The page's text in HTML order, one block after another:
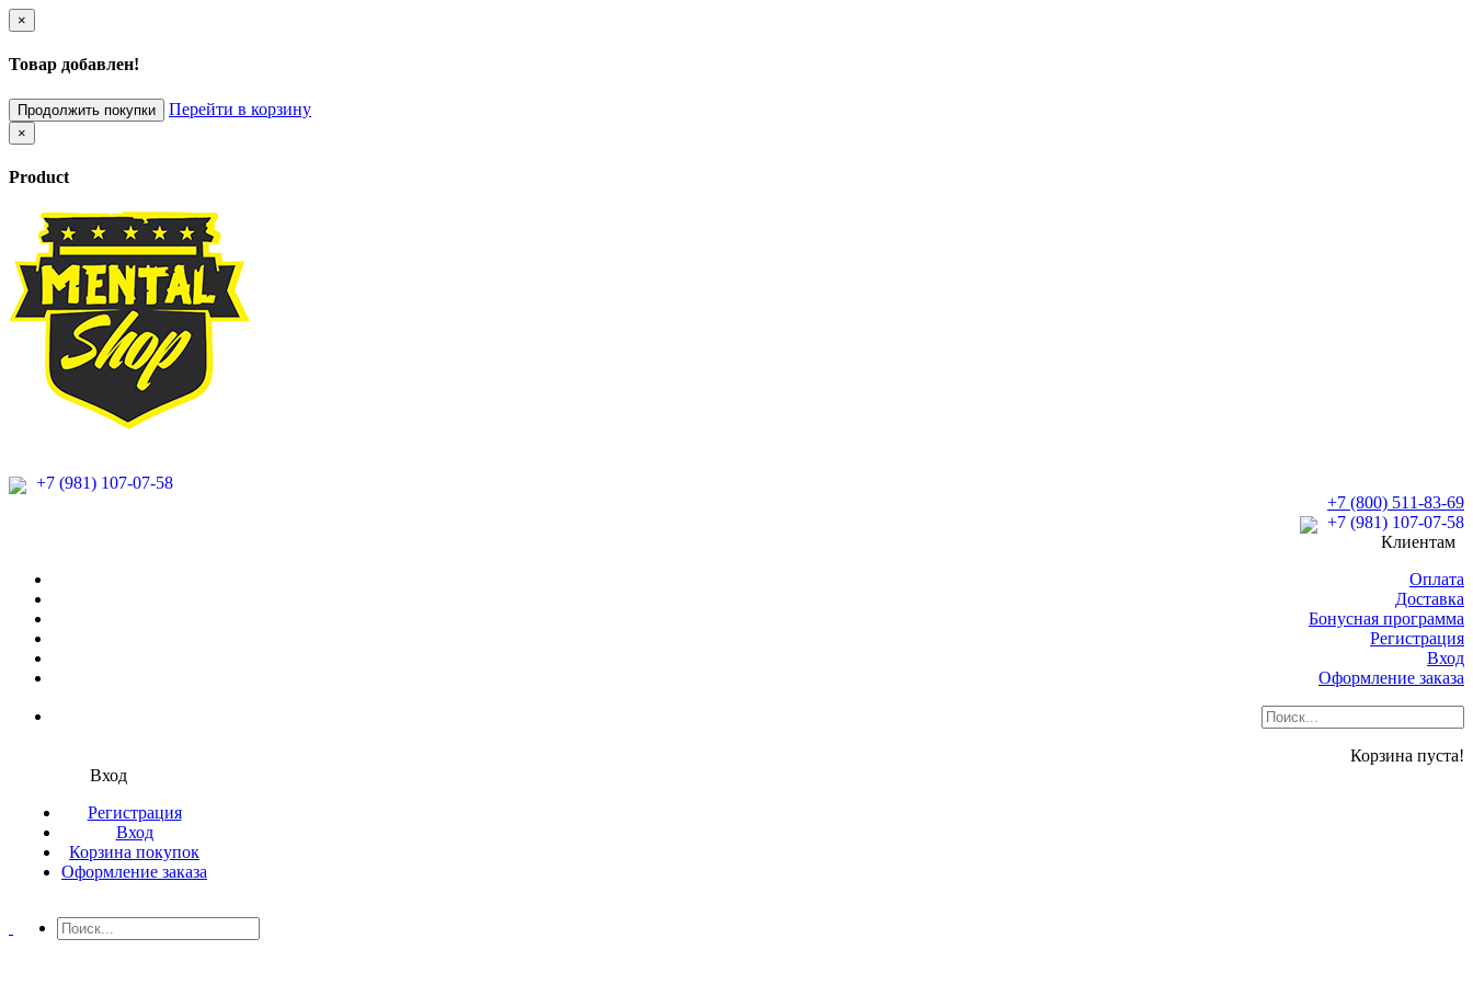
×
Товар добавлен!
Продолжить покупки Перейти в корзину
×
Product
+7 (981) 107-07-58
+7 (800) 511-83-69
+7 (981) 107-07-58
Клиентам
Оплата
Доставка
Бонусная программа
Регистрация
Вход
Оформление заказа
Корзина пуста!
Вход
Регистрация
Вход
Корзина покупок
Оформление заказа